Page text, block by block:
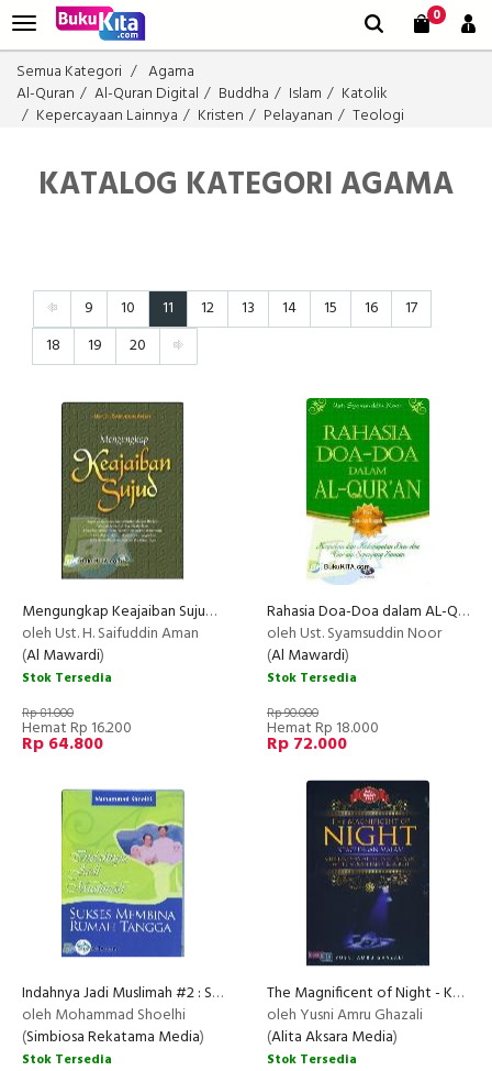
0
Semua Kategori
Agama
Al-Quran
Al-Quran Digital Buddha Islam
Katolik
Kepercayaan Lainnya
Kristen Pelayanan Teologi
KATALOG KATEGORI AGAMA
9 10 11 12 13 14 15 16
17
18
19 20
Mengungkap Keajaiban Sujud (2013)
oleh Ust. H. Saifuddin Aman
(Al Mawardi)
Stok Tersedia
Rp 81.000
Hemat Rp 16.200
Rp 64.800
Rahasia Doa-Doa dalam AL-Qur'an
oleh Ust. Syamsuddin Noor
(Al Mawardi)
Stok Tersedia
Rp 90.000
Hemat Rp 18.000
Rp 72.000
Indahnya Jadi Muslimah #2 : Sukses Membina Rumah Tangga
oleh Mohammad Shoelhi
(Simbiosa Rekatama Media)
Stok Tersedia
The Magnificent of Night - Keagungan Malam
oleh Yusni Amru Ghazali
(Alita Aksara Media)
Stok Tersedia